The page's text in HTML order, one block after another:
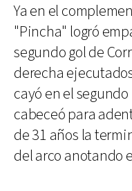
Ya en el
"Pincha" logró
segundo gol de
derecha
cayó en el
cabeceó para
de 31 años la
del arco anotando